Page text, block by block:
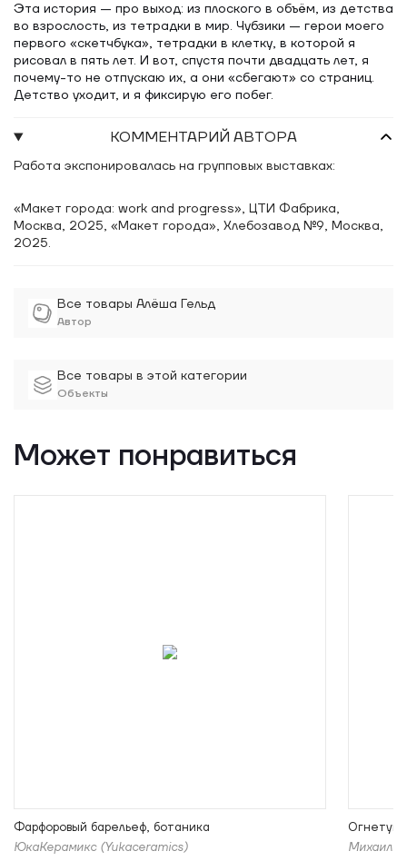
Все товары Алёша Гельд
Автор
Все товары в этой категории
Объекты
Эта история — про выход: из плоского в объём, из детства
во взрослость, из тетрадки в мир. Чубзики — герои моего
первого «скетчбука», тетрадки в клетку, в которой я
рисовал в пять лет. И вот, спустя почти двадцать лет, я
почему-то не отпускаю их, а они «сбегают» со страниц.
Детство уходит, и я фиксирую его побег.
КОММЕНТАРИЙ АВТОРА
Работа экспонировалась на групповых выставках:
«Макет города: work and progress», ЦТИ Фабрика,
Москва, 2025, «Макет города», Хлебозавод №9, Москва,
2025.
Может понравиться
Фарфоровый барельеф, ботаника
ЮкаКерамикс (Yukaceramics)
Михаил